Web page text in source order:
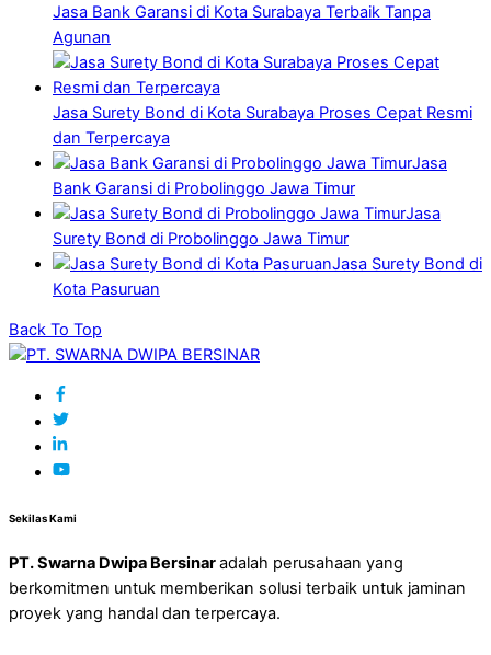
Jasa Bank Garansi di Kota Surabaya Terbaik Tanpa
Agunan
Jasa Surety Bond di Kota Surabaya Proses Cepat Resmi
dan Terpercaya
Jasa
Bank Garansi di Probolinggo Jawa Timur
Jasa
Surety Bond di Probolinggo Jawa Timur
Jasa Surety Bond di
Kota Pasuruan
Back To Top
Sekilas Kami
PT. Swarna Dwipa Bersinaradalah perusahaan yang
berkomitmen untuk memberikan solusi terbaik untuk jaminan
proyek yang handal dan terpercaya.